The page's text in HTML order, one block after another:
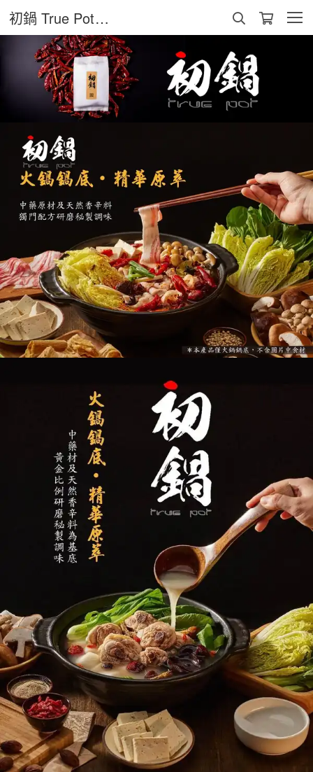
初鍋 True Pot（宏達亞奈有限公司）